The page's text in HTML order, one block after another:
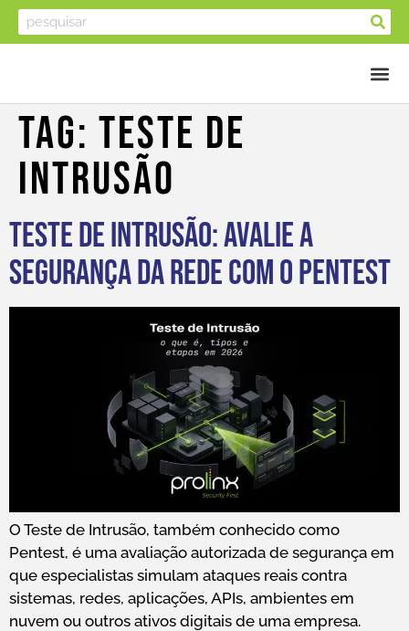
Tag: Teste De
Intrusão
Teste de Intrusão: avalie a
segurança da rede com o Pentest
O Teste de Intrusão, também conhecido como
Pentest, é uma avaliação autorizada de segurança em
que especialistas simulam ataques reais contra
sistemas, redes, aplicações, APIs, ambientes em
nuvem ou outros ativos digitais de uma empresa.